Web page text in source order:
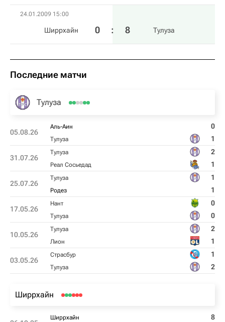
24.01.2009 15:00
Ширрхайн 0 : 8 Тулуза
Последние матчи
Тулуза
05.08.26
Аль-Аин 0
Тулуза 1
31.07.26
Тулуза 2
Реал Сосьедад 1
25.07.26
Тулуза 1
Родез 1
17.05.26
Нант 0
Тулуза 0
10.05.26
Тулуза 2
Лион 1
03.05.26
Страсбур 1
Тулуза 2
Ширрхайн
Ширрхайн 8